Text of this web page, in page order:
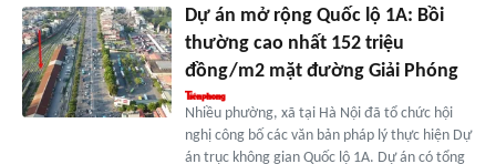
Dự án mở rộng Quốc lộ 1A: Bồi
thường cao nhất 152 triệu
đồng/m2 mặt đường Giải Phóng
Nhiều phường, xã tại Hà Nội đã tổ chức hội
nghị công bố các văn bản pháp lý thực hiện Dự
án trục không gian Quốc lộ 1A. Dự án có tổng